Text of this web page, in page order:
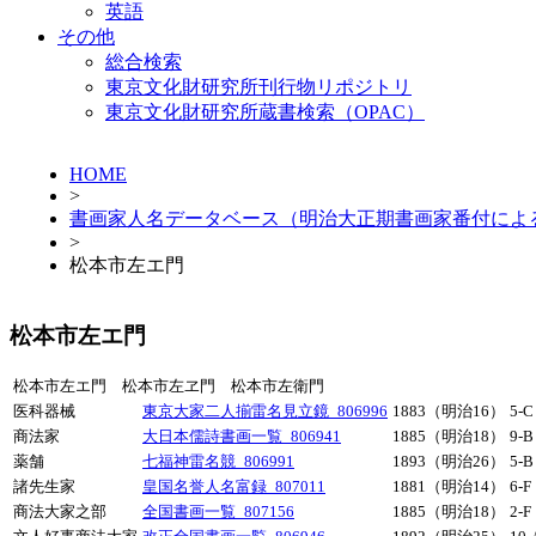
英語
その他
総合検索
東京文化財研究所刊行物リポジトリ
東京文化財研究所蔵書検索（OPAC）
HOME
>
書画家人名データベース（明治大正期書画家番付によ
>
松本市左エ門
松本市左エ門
松本市左エ門 松本市左ヱ門 松本市左衛門
医科器械
東京大家二人揃雷名見立鏡_806996 1883（明治16）
5-C
商法家
大日本儒詩書画一覧_806941 1885（明治18）
9-B
薬舗
七福神雷名競_806991 1893（明治26）
5-B
諸先生家
皇国名誉人名富録_807011 1881（明治14）
6-F
商法大家之部
全国書画一覧_807156 1885（明治18）
2-F